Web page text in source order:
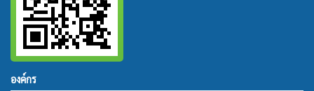
องค์กร